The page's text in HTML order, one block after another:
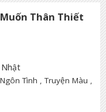
Thân Thiết
Ngôn Tình ,Truyện Màu ,